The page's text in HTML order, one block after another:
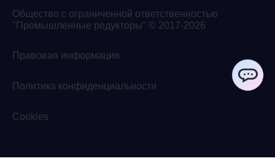
Общество с ограниченной ответственностью
"Промышленные редукторы" © 2017-2026
Правовая информация
Политика конфиденциальности
Cookies
ChatApp